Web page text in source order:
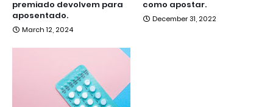
premiado devolvem para
aposentado.
March 12, 2024
como apostar.
December 31, 2022